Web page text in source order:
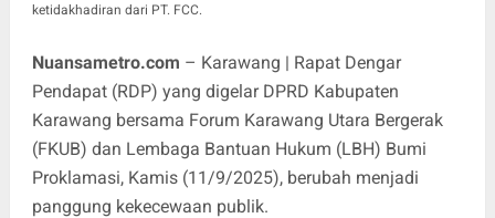
ketidakhadiran dari PT. FCC.
Nuansametro.com – Karawang | Rapat Dengar
Pendapat (RDP) yang digelar DPRD Kabupaten
Karawang bersama Forum Karawang Utara Bergerak
(FKUB) dan Lembaga Bantuan Hukum (LBH) Bumi
Proklamasi, Kamis (11/9/2025), berubah menjadi
panggung kekecewaan publik.